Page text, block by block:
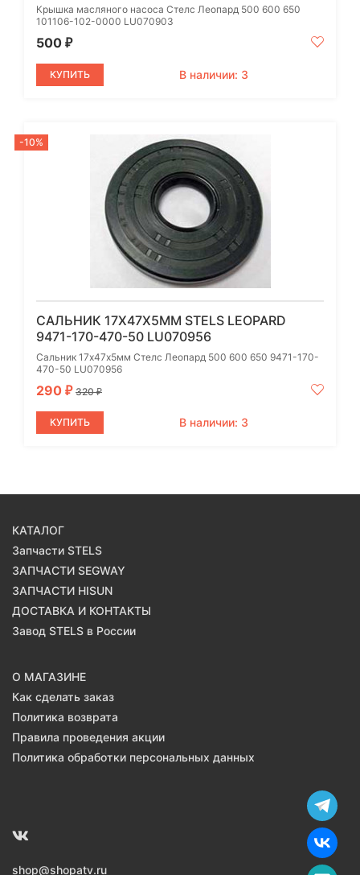
Крышка масляного насоса Стелс Леопард 500 600 650
101106-102-0000 LU070903
500 ₽
КУПИТЬ В наличии: 3
-10%
САЛЬНИК 17Х47Х5ММ STELS LEOPARD
9471-170-470-50 LU070956
Сальник 17х47х5мм Стелс Леопард 500 600 650 9471-170-
470-50 LU070956
290 ₽ 320₽
КУПИТЬ В наличии: 3
КАТАЛОГ
Запчасти STELS
ЗАПЧАСТИ SEGWAY
ЗАПЧАСТИ HISUN
ДОСТАВКА И КОНТАКТЫ
Завод STELS в России
О МАГАЗИНЕ
Как сделать заказ
Политика возврата
Правила проведения акции
Политика обработки персональных данных
shop@shopatv.ru